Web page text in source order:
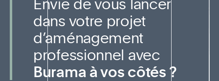
dans votre projet
d’aménagement
professionnel avec
Burama à vos côtés ?